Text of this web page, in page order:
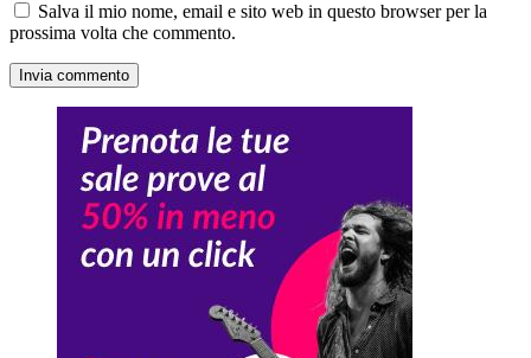
Salva il mio nome, email e sito web in questo browser per la
prossima volta che commento.